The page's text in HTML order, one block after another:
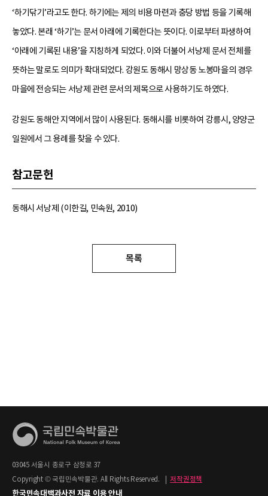
‘하기닦기’라고도 한다. 하기에는 제의 비용 마련과 충당 방법 등을 기록해
놓았다. 본래 ‘하기’는 문서 아래에 기록한다는 뜻이다. 이로부터 파생하여
‘아래에 기록된 내용’을 지칭하게 되었다. 이와 더불어 서낭제 문서 전체를
뜻하는 말로도 의미가 확대되었다. 강원도 동해시 망상동 노봉마을의 경우
마을에 전승되는 서낭제 관련 문서의 제목으로 사용하기도 하였다.
강원도 동해안 지역에서 많이 사용된다. 동해시를 비롯하여 강릉시, 양양군
일원에서 그 용례를 찾을 수 있다.
참고문헌
동해시 서낭제 (이한길, 민속원, 2010)
목록
03045 서울시 종로구 삼청로 37
Copyright © 국립민속박물관. All Rights Reserved.
저작권정책
한국민속대백과사전 자료 이용 안내